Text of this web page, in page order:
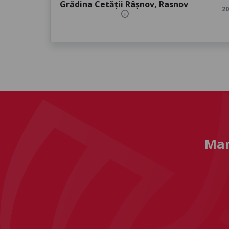
Grădina Cetății Râșnov, Rasnov
info